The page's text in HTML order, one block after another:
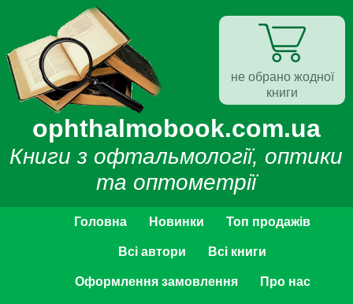
ophthalmobook.com.ua
Книги з офтальмології, оптики
та оптометрії
Головна Новинки Топ продажів
Всі автори Всі книги
Оформлення замовлення Про нас
не обрано жодної
книги